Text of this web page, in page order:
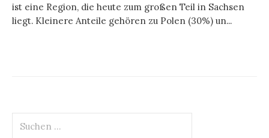
ist eine Region, die heute zum großen Teil in Sachsen
liegt. Kleinere Anteile gehören zu Polen (30%) un...
nach: